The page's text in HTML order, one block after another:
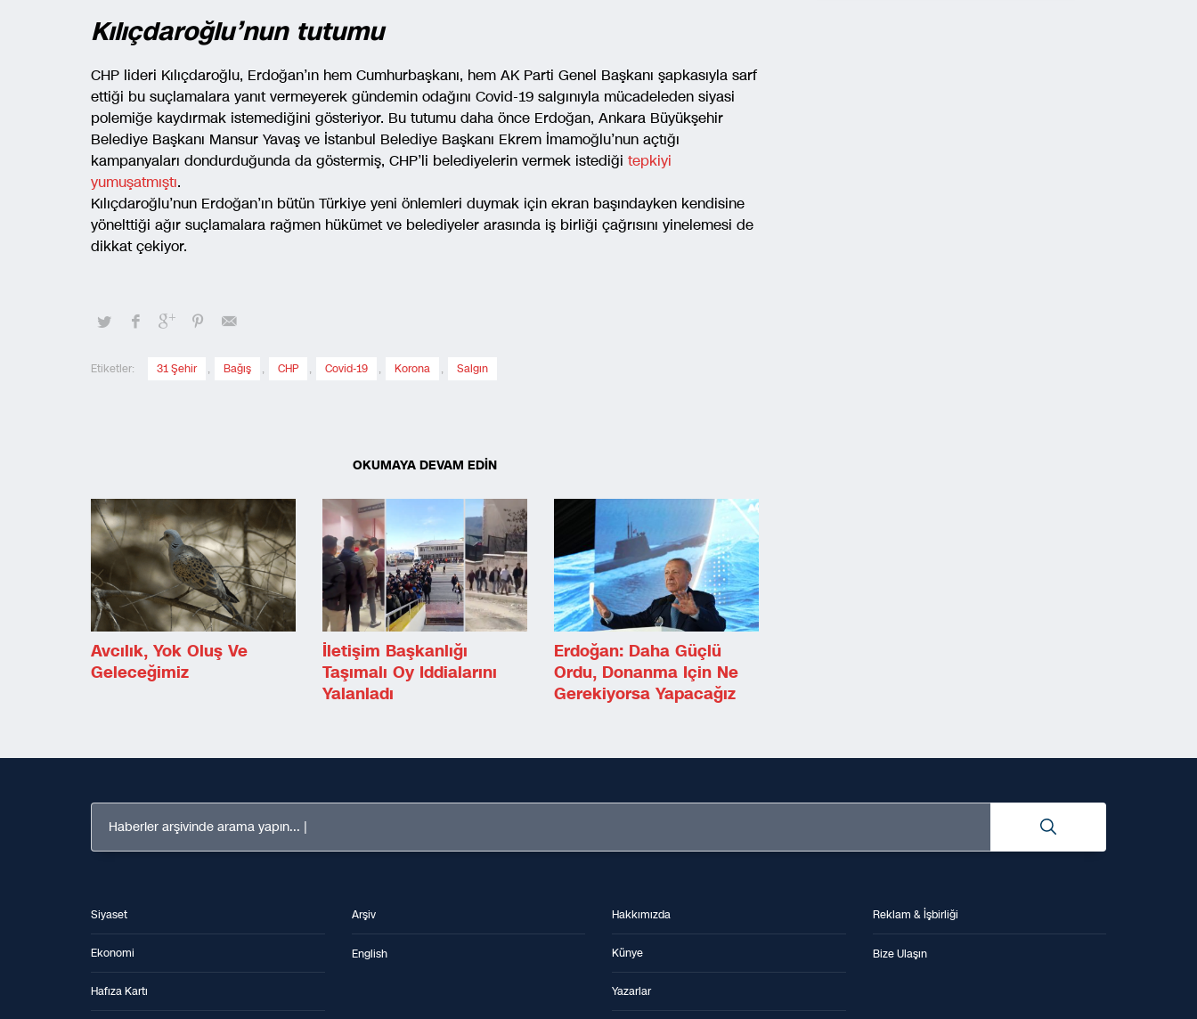
Kılıçdaroğlu’nun tutumu
CHP lideri Kılıçdaroğlu, Erdoğan’ın hem Cumhurbaşkanı, hem AK Parti Genel Başkanı şapkasıyla sarf
ettiği bu suçlamalara yanıt vermeyerek gündemin odağını Covid-19 salgınıyla mücadeleden siyasi
polemiğe kaydırmak istemediğini gösteriyor. Bu tutumu daha önce Erdoğan, Ankara Büyükşehir
Belediye Başkanı Mansur Yavaş ve İstanbul Belediye Başkanı Ekrem İmamoğlu’nun açtığı
kampanyaları dondurduğunda da göstermiş, CHP’li belediyelerin vermek istediği tepkiyi
yumuşatmıştı.
Kılıçdaroğlu’nun Erdoğan’ın bütün Türkiye yeni önlemleri duymak için ekran başındayken kendisine
yönelttiği ağır suçlamalara rağmen hükümet ve belediyeler arasında iş birliği çağrısını yinelemesi de
dikkat çekiyor.
Etiketler: 31 Şehir , Bağış , CHP , Covid-19 , Korona , Salgın
OKUMAYA DEVAM EDİN
Avcılık, Yok Oluş Ve
Geleceğimiz
İletişim Başkanlığı
Taşımalı Oy Iddialarını
Yalanladı
Erdoğan: Daha Güçlü
Ordu, Donanma Için Ne
Gerekiyorsa Yapacağız
Haberler arşivinde arama yapın...
Siyaset
Ekonomi
Hafıza Kartı
Arşiv
English
Hakkımızda
Künye
Yazarlar
Reklam & İşbirliği
Bize Ulaşın